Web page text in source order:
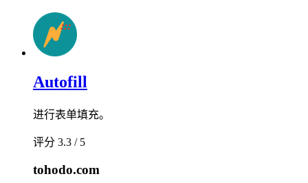
Autofill
进行表单填充。
评分 3.3 / 5
tohodo.com